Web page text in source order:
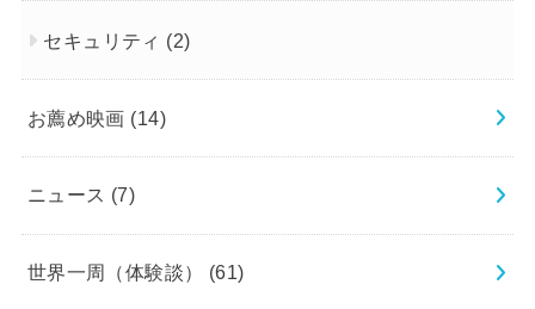
セキュリティ (2)
お薦め映画 (14)
ニュース (7)
世界一周（体験談） (61)